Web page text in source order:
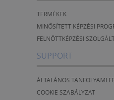
TERMÉKEK
MINŐSÍTETT KÉPZÉSI
FELNŐTTKÉPZÉSI
SUPPORT
ÁLTALÁNOS TANFOLYAMI
COOKIE SZABÁLYZAT